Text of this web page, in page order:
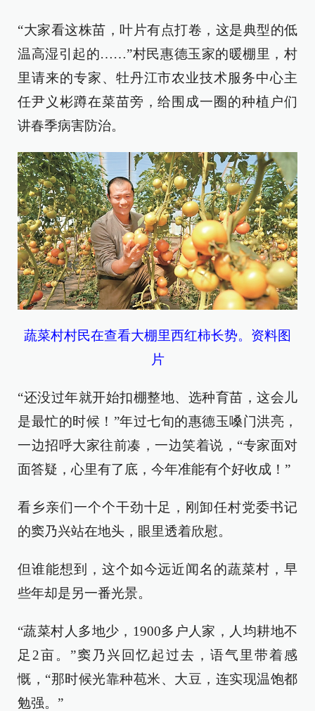
“大家看这株苗，叶片有点打卷，这是典型的低
温高湿引起的……”村民惠德玉家的暖棚里，村
里请来的专家、牡丹江市农业技术服务中心主
任尹义彬蹲在菜苗旁，给围成一圈的种植户们
讲春季病害防治。
蔬菜村村民在查看大棚里西红柿长势。资料图
片
“还没过年就开始扣棚整地、选种育苗，这会儿
是最忙的时候！”年过七旬的惠德玉嗓门洪亮，
一边招呼大家往前凑，一边笑着说，“专家面对
面答疑，心里有了底，今年准能有个好收成！”
看乡亲们一个个干劲十足，刚卸任村党委书记
的窦乃兴站在地头，眼里透着欣慰。
但谁能想到，这个如今远近闻名的蔬菜村，早
些年却是另一番光景。
“蔬菜村人多地少，1900多户人家，人均耕地不
足2亩。”窦乃兴回忆起过去，语气里带着感
慨，“那时候光靠种苞米、大豆，连实现温饱都
勉强。”